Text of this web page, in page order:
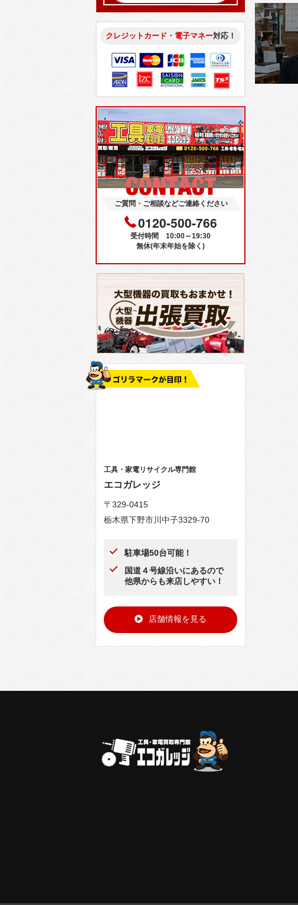
クレジットカード・電子マネー対応！
ご質問・ご相談などご連絡ください
0120-500-766
受付時間 10:00～19:30
無休(年末年始を除く)
工具・家電リサイクル専門館
エコガレッジ
〒329-0415
栃木県下野市川中子3329-70
駐車場50台可能！
国道４号線沿いにあるので
他県からも来店しやすい！
店舗情報を見る